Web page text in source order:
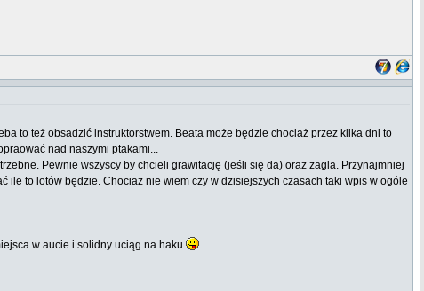
to też obsadzić instruktorstwem. Beata może będzie chociaż przez kilka dni to
nad naszymi ptakami...
Pewnie wszyscy by chcieli grawitację (jeśli się da) oraz żagla. Przynajmniej
ile to lotów będzie. Chociaż nie wiem czy w dzisiejszych czasach taki wpis w ogóle
w aucie i solidny uciąg na haku